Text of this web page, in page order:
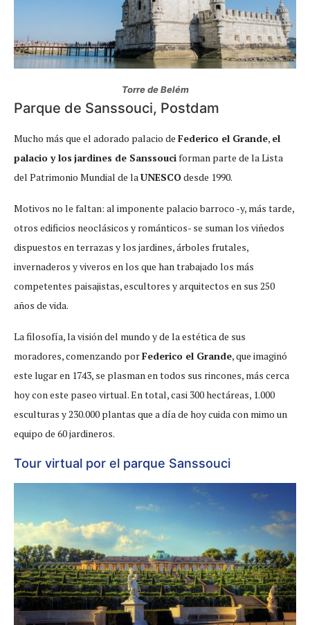
Torre de Belém
Parque de Sanssouci, Postdam
Mucho más que el adorado palacio de Federico el Grande, el
palacio y los jardines de Sanssouciforman parte de la Lista
del Patrimonio Mundial de la UNESCOdesde 1990.
Motivos no le faltan: al imponente palacio barroco -y, más tarde,
otros edificios neoclásicos y románticos- se suman los viñedos
dispuestos en terrazas y los jardines, árboles frutales,
invernaderos y viveros en los que han trabajado los más
competentes paisajistas, escultores y arquitectos en sus 250
años de vida.
La filosofía, la visión del mundo y de la estética de sus
moradores, comenzando porFederico el Grande, que imaginó
este lugar en 1743, se plasman en todos sus rincones, más cerca
hoy con este paseo virtual. En total, casi 300 hectáreas, 1.000
esculturas y 230.000 plantas que a día de hoy cuida con mimo un
equipo de 60 jardineros.
Tour virtual por el parque Sanssouci